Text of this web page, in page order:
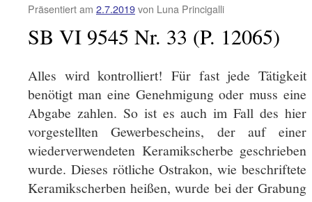
Präsentiert am 2.7.2019von Luna Princigalli
SB VI 9545 Nr. 33 (P. 12065)
Alles wird kontrolliert! Für fast jede Tätigkeit
benötigt man eine Genehmigung oder muss eine
Abgabe zahlen. So ist es auch im Fall des hier
vorgestellten Gewerbescheins, der auf einer
wiederverwendeten Keramikscherbe geschrieben
wurde. Dieses rötliche Ostrakon, wie beschriftete
Keramikscherben heißen, wurde bei der Grabung